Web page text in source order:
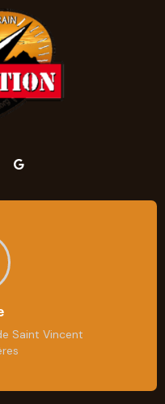
Saint Vincent